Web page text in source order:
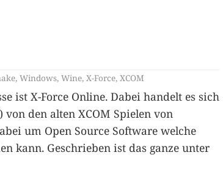
, Windows, Wine, X-Force, XCOM
ist X-Force Online. Dabei handelt es sich
den alten XCOM Spielen von
um Open Source Software welche
kann. Geschrieben ist das ganze unter